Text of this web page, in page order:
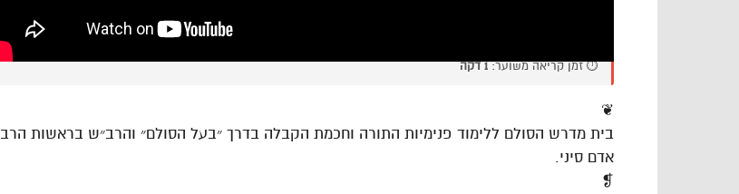
⏱️ זמן קריאה משוער:1 דקה
❦
בית מדרש הסולם ללימוד פנימיות התורה וחכמת הקבלה בדרך ״בעל הסולם״ והרב״ש בראשות הרב
אדם סיני.
❡